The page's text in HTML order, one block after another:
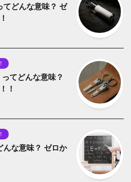
どんな意味？ ゼ
てどんな意味？
！
な意味？ ゼロか